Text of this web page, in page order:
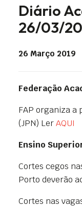
Diário
26/03/
26 Março 2019
Federação
FAP organiza a
(JPN) LerAQUI
Ensino
Cortes cegos
Porto deverão
Cortes nas